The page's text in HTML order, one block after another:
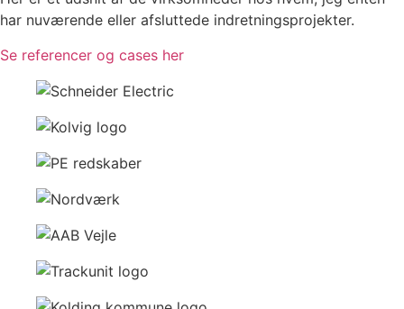
har nuværende eller afsluttede indretningsprojekter.
Se referencer og cases her